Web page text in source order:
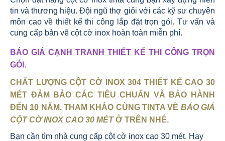
tin và thương hiệu. Đội ngũ thợ giỏi với các kỹ sư chuyên
môn cao về thiết kế thi công lắp đặt trọn gói. Tư vấn và
cung cấp bản vẽ cột cờ inox hoàn toàn miễn phí.
BÁO GIÁ CẠNH TRANH THIẾT KẾ THI CÔNG TRỌN
GÓI.
CHẤT LƯỢNGCỘT CỜ INOX 304 THIẾT KẾ CAO 30
MÉT ĐẢM BẢO CÁC TIÊU CHUẨN VÀ BẢO HÀNH
ĐẾN 10 NĂM. THAM KHẢO CÙNG TINTA VỀ BÁO GIÁ
CỘT CỜ INOX CAO 30 MÉTỞ TRÊN NHÉ.
Bạn cần tìm nhà cung cấp cột cờ inox cao 30 mét. Hay